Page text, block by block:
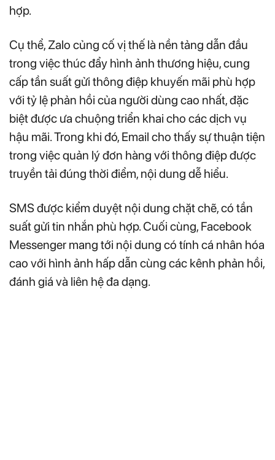
hợp.
Cụ thể, Zalo củng cố vị thế là nền tảng dẫn đầu
trong việc thúc đẩy hình ảnh thương hiệu, cung
cấp tần suất gửi thông điệp khuyến mãi phù hợp
với tỷ lệ phản hồi của người dùng cao nhất, đặc
biệt được ưa chuộng triển khai cho các dịch vụ
hậu mãi. Trong khi đó, Email cho thấy sự thuận tiện
trong việc quản lý đơn hàng với thông điệp được
truyền tải đúng thời điểm, nội dung dễ hiểu.
SMS được kiểm duyệt nội dung chặt chẽ, có tần
suất gửi tin nhắn phù hợp. Cuối cùng, Facebook
Messenger mang tới nội dung có tính cá nhân hóa
cao với hình ảnh hấp dẫn cùng các kênh phản hồi,
đánh giá và liên hệ đa dạng.